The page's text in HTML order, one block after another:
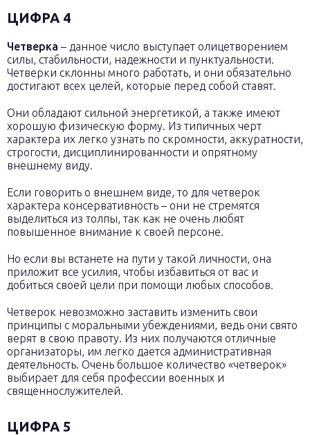
ЦИФРА 4
Четверка – данное число выступает олицетворением
силы, стабильности, надежности и пунктуальности.
Четверки склонны много работать, и они обязательно
достигают всех целей, которые перед собой ставят.
Они обладают сильной энергетикой, а также имеют
хорошую физическую форму. Из типичных черт
характера их легко узнать по скромности, аккуратности,
строгости, дисциплинированности и опрятному
внешнему виду.
Если говорить о внешнем виде, то для четверок
характера консервативность – они не стремятся
выделиться из толпы, так как не очень любят
повышенное внимание к своей персоне.
Но если вы встанете на пути у такой личности, она
приложит все усилия, чтобы избавиться от вас и
добиться своей цели при помощи любых способов.
Четверок невозможно заставить изменить свои
принципы с моральными убеждениями, ведь они свято
верят в свою правоту. Из них получаются отличные
организаторы, им легко дается административная
деятельность. Очень большое количество «четверок»
выбирает для себя профессии военных и
священнослужителей.
ЦИФРА 5